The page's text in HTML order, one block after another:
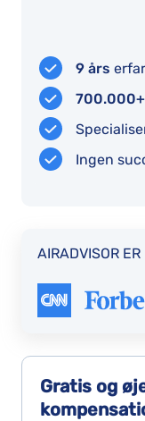
9 års
700.000+
Ingen
AIRADVISOR
Gratis og